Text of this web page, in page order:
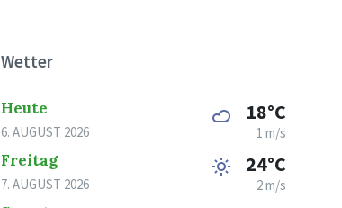
Wetter
Heute
6. AUGUST 2026
18°C
1 m/s
Freitag
7. AUGUST 2026
24°C
2 m/s